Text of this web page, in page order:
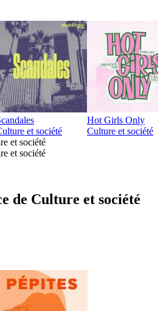
et société
Hot Girls Only
Culture et société
et société
et société
de Culture et société